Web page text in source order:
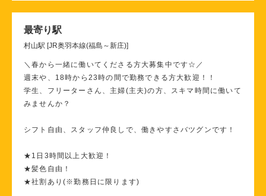
最寄り駅
村山駅 [JR奥羽本線(福島～新庄)]
＼春から一緒に働いてくださる方大募集中です☆／
週末や、18時から23時の間で勤務できる方大歓迎！！
学生、フリーターさん、主婦(主夫)の方、スキマ時間に働いて
みませんか？
シフト自由、スタッフ仲良しで、働きやすさバツグンです！
★1日3時間以上大歓迎！
★髪色自由！
★社割あり(※勤務日に限ります)